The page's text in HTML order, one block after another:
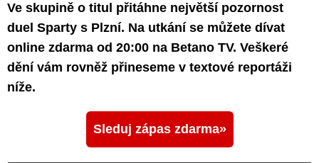
Ve skupině o titul přitáhne největší pozornost
duel Sparty s Plzní. Na utkání se můžete dívat
online zdarma od 20:00 na Betano TV. Veškeré
dění vám rovněž přineseme v textové reportáži
níže.
Sleduj zápas zdarma